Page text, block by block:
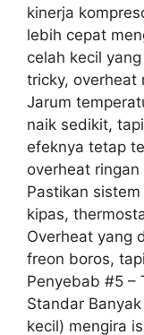
kinerja
lebih cepat
celah kecil
tricky, overheat
Jarum
naik sedikit,
efeknya tetap
overheat
Pastikan
kipas,
Overheat yang
freon boros,
Penyebab #5 –
Standar
kecil) mengira